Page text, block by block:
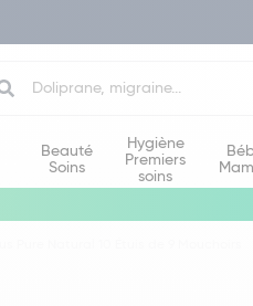
Beauté
Soins
Hygiène
Premiers
soins